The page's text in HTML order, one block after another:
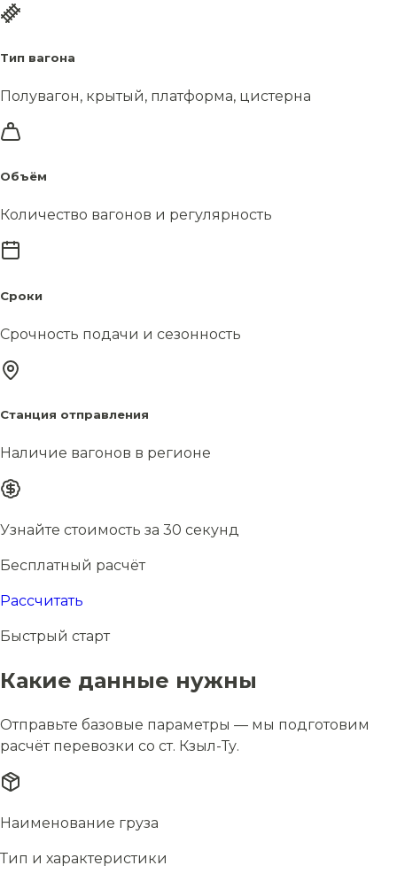
Тип вагона
Полувагон, крытый, платформа, цистерна
Объём
Количество вагонов и регулярность
Сроки
Срочность подачи и сезонность
Станция отправления
Наличие вагонов в регионе
Узнайте стоимость за 30 секунд
Бесплатный расчёт
Рассчитать
Быстрый старт
Какие данные нужны
Отправьте базовые параметры — мы подготовим
расчёт перевозки со ст. Кзыл-Ту.
Наименование груза
Тип и характеристики